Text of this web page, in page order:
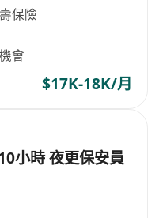
保險
會
$17K-18K/月
小時 夜更保安員